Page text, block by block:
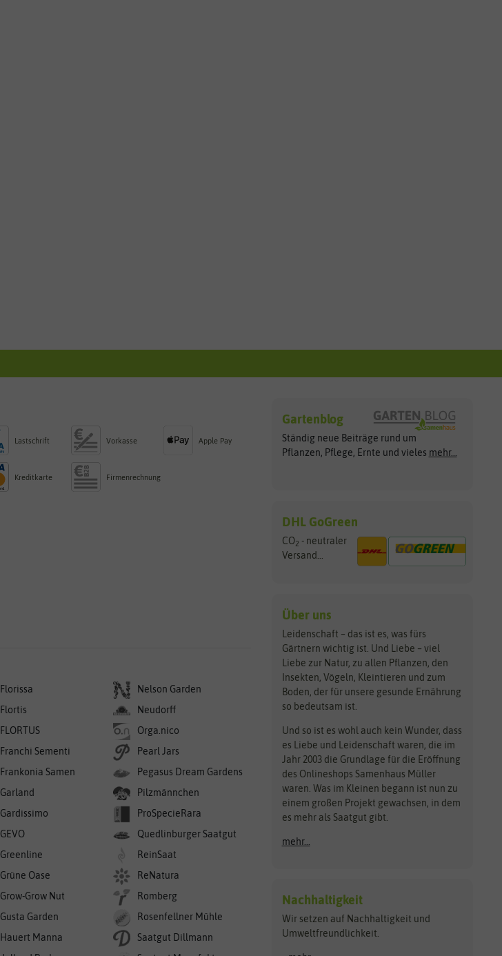
Lastschrift Vorkasse Apple Pay
Kreditkarte Firmenrechnung
Florissa
Flortis
FLORTUS
Franchi Sementi
Frankonia Samen
Garland
Gardissimo
GEVO
Greenline
Grüne Oase
Grow-Grow Nut
Gusta Garden
Hauert Manna
Nelson Garden
Neudorff
Orga.nico
Pearl Jars
Pegasus Dream Gardens
Pilzmännchen
ProSpecieRara
Quedlinburger Saatgut
ReinSaat
ReNatura
Romberg
Rosenfellner Mühle
Saatgut Dillmann
Gartenblog
Ständig neue Beiträge rund um
Pflanzen, Pflege, Ernte und vieles mehr...
DHL GoGreen
CO2 - neutraler
Versand...
Über uns
Leidenschaft – das ist es, was fürs
Gärtnern wichtig ist. Und Liebe – viel
Liebe zur Natur, zu allen Pflanzen, den
Insekten, Vögeln, Kleintieren und zum
Boden, der für unsere gesunde Ernährung
so bedeutsam ist.
Und so ist es wohl auch kein Wunder, dass
es Liebe und Leidenschaft waren, die im
Jahr 2003 die Grundlage für die Eröffnung
des Onlineshops Samenhaus Müller
waren. Was im Kleinen begann ist nun zu
einem großen Projekt gewachsen, in dem
es mehr als Saatgut gibt.
mehr...
Nachhaltigkeit
Wir setzen auf Nachhaltigkeit und
Umweltfreundlichkeit.